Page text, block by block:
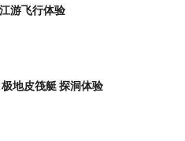
游飞行体验
地皮筏艇 探洞体验